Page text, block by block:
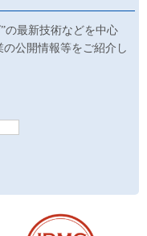
の最新技術などを中心
公開情報等をご紹介し